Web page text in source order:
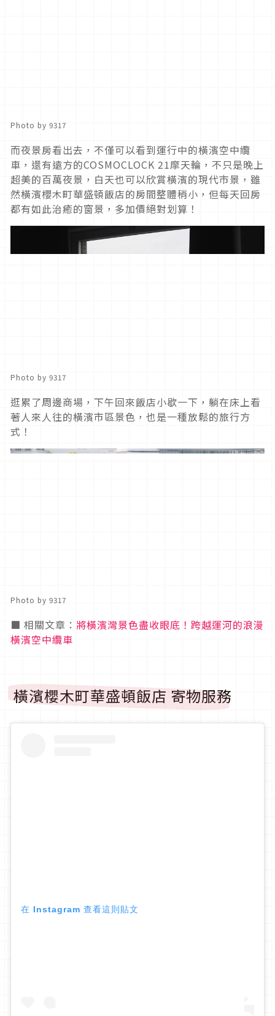
Photo by 9317
而夜景房看出去，不僅可以看到運行中的橫濱空中纜
車，還有遠方的COSMOCLOCK 21摩天輪，不只是晚上
超美的百萬夜景，白天也可以欣賞橫濱的現代市景，雖
然橫濱櫻木町華盛頓飯店的房間整體稍小，但每天回房
都有如此治癒的窗景，多加價絕對划算！
Photo by 9317
逛累了周邊商場，下午回來飯店小歇一下，躺在床上看
著人來人往的橫濱市區景色，也是一種放鬆的旅行方
式！
Photo by 9317
■ 相關文章： 將橫濱灣景色盡收眼底！跨越運河的浪漫
橫濱空中纜車
橫濱櫻木町華盛頓飯店 寄物服務
在 Instagram 查看這則貼文